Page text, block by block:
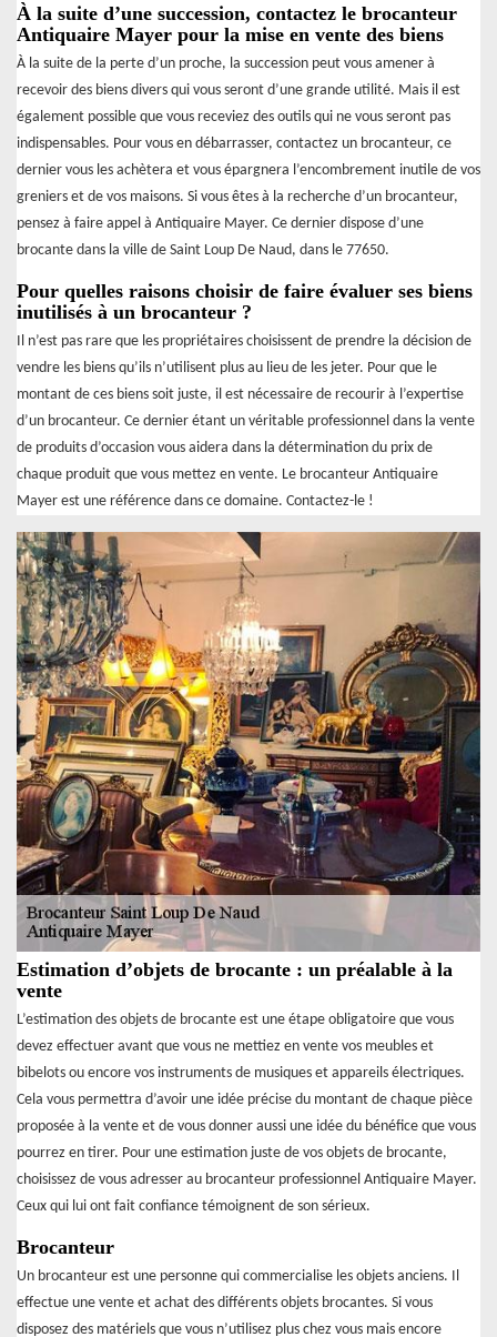
À la suite d’une succession, contactez le brocanteur
Antiquaire Mayer pour la mise en vente des biens
À la suite de la perte d’un proche, la succession peut vous amener à
recevoir des biens divers qui vous seront d’une grande utilité. Mais il est
également possible que vous receviez des outils qui ne vous seront pas
indispensables. Pour vous en débarrasser, contactez un brocanteur, ce
dernier vous les achètera et vous épargnera l’encombrement inutile de vos
greniers et de vos maisons. Si vous êtes à la recherche d’un brocanteur,
pensez à faire appel à Antiquaire Mayer. Ce dernier dispose d’une
brocante dans la ville de Saint Loup De Naud, dans le 77650.
Pour quelles raisons choisir de faire évaluer ses biens
inutilisés à un brocanteur ?
Il n’est pas rare que les propriétaires choisissent de prendre la décision de
vendre les biens qu’ils n’utilisent plus au lieu de les jeter. Pour que le
montant de ces biens soit juste, il est nécessaire de recourir à l’expertise
d’un brocanteur. Ce dernier étant un véritable professionnel dans la vente
de produits d’occasion vous aidera dans la détermination du prix de
chaque produit que vous mettez en vente. Le brocanteur Antiquaire
Mayer est une référence dans ce domaine. Contactez-le !
Estimation d’objets de brocante : un préalable à la
vente
L’estimation des objets de brocante est une étape obligatoire que vous
devez effectuer avant que vous ne mettiez en vente vos meubles et
bibelots ou encore vos instruments de musiques et appareils électriques.
Cela vous permettra d’avoir une idée précise du montant de chaque pièce
proposée à la vente et de vous donner aussi une idée du bénéfice que vous
pourrez en tirer. Pour une estimation juste de vos objets de brocante,
choisissez de vous adresser au brocanteur professionnel Antiquaire Mayer.
Ceux qui lui ont fait confiance témoignent de son sérieux.
Brocanteur
Un brocanteur est une personne qui commercialise les objets anciens. Il
effectue une vente et achat des différents objets brocantes. Si vous
disposez des matériels que vous n’utilisez plus chez vous mais encore